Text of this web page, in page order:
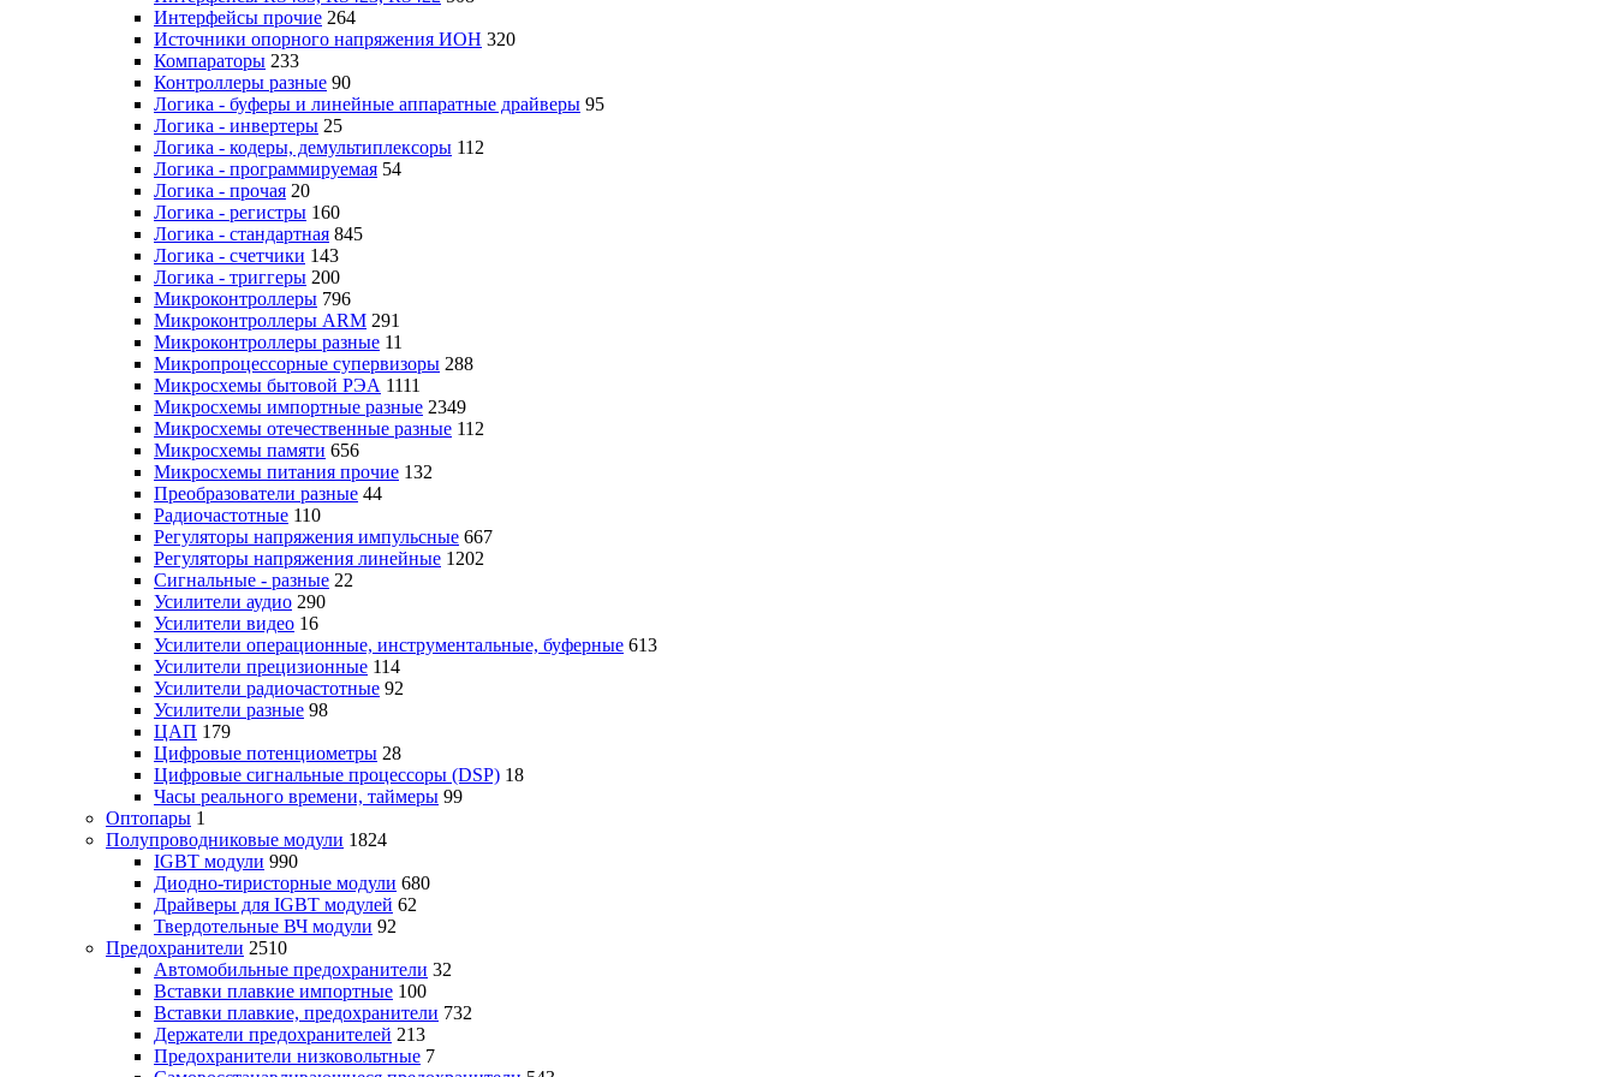
Интерфейсы прочие 264
Источники опорного напряжения ИОН 320
Компараторы 233
Контроллеры разные 90
Логика - буферы и линейные аппаратные драйверы 95
Логика - инвертеры 25
Логика - кодеры, демультиплексоры 112
Логика - программируемая 54
Логика - прочая 20
Логика - регистры 160
Логика - стандартная 845
Логика - счетчики 143
Логика - триггеры 200
Микроконтроллеры 796
Микроконтроллеры ARM 291
Микроконтроллеры разные 11
Микропроцессорные супервизоры 288
Микросхемы бытовой РЭА 1111
Микросхемы импортные разные 2349
Микросхемы отечественные разные 112
Микросхемы памяти 656
Микросхемы питания прочие 132
Преобразователи разные 44
Радиочастотные 110
Регуляторы напряжения импульсные 667
Регуляторы напряжения линейные 1202
Сигнальные - разные 22
Усилители аудио 290
Усилители видео 16
Усилители операционные, инструментальные, буферные 613
Усилители прецизионные 114
Усилители радиочастотные 92
Усилители разные 98
ЦАП 179
Цифровые потенциометры 28
Цифровые сигнальные процессоры (DSP) 18
Часы реального времени, таймеры 99
Оптопары 1
Полупроводниковые модули 1824
IGBT модули 990
Диодно-тиристорные модули 680
Драйверы для IGBT модулей 62
Твердотельные ВЧ модули 92
Предохранители 2510
Автомобильные предохранители 32
Вставки плавкие импортные 100
Вставки плавкие, предохранители 732
Держатели предохранителей 213
Предохранители низковольтные 7